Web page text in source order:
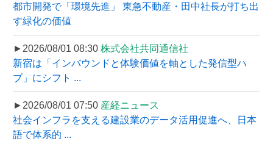
都市開発で「環境先進」 東急不動産・田中社長が打ち出
す緑化の価値
►2026/08/01 08:30 株式会社共同通信社
新宿は「インバウンドと体験価値を軸とした発信型ハ
ブ」にシフト ...
►2026/08/01 07:50 産経ニュース
社会インフラを支える建設業のデータ活用促進へ、日本
語で体系的 ...